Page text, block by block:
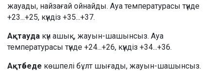
жауады, найзағай ойнайды. Ауа температурасы түнде
+23...+25, күндіз +35...+37.
Ақтауда күн ашық, жауын-шашынсыз. Ауа
температурасы түнде +24...+26, күндіз +34...+36.
Ақтөбеде көшпелі бұлт шығады, жауын-шашынсыз.